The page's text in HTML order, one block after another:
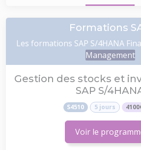
Formations
Les formations SAP S/4HANA
Management
Gestion des stocks et
SAP S/
S4510 5 jours
Voir le